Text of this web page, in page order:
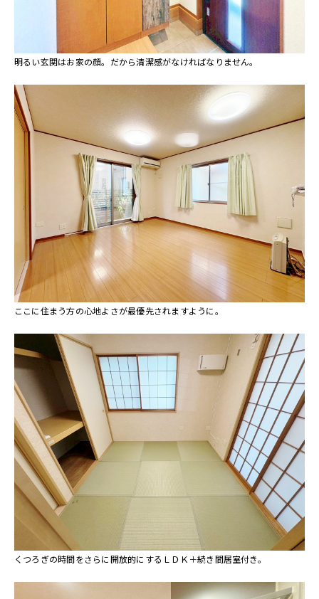
明るい玄関はお家の顔。だから清潔感がなければなりません。
ここに住まう方の心地よさが最優先されますように。
くつろぎの時間をさらに開放的にするＬＤＫ＋続き間居室付き。